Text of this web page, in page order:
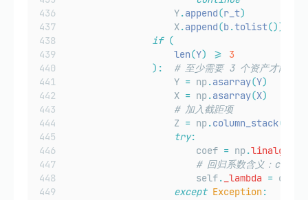
                    Y
.append(r_t)
                    X
.append(b.tolist())
if (
len(Y) >=
3
):
# 至少需要 3 个资产才能拟
                    Y
= np .asarray(Y)
                    X
= np .asarray(X)
# 加入截距项
                    Z
= np .column_stack([
try:
                        coef
= np .linalg
# 回归系数含义：
                        self
. _lambda = coef
except Exception: